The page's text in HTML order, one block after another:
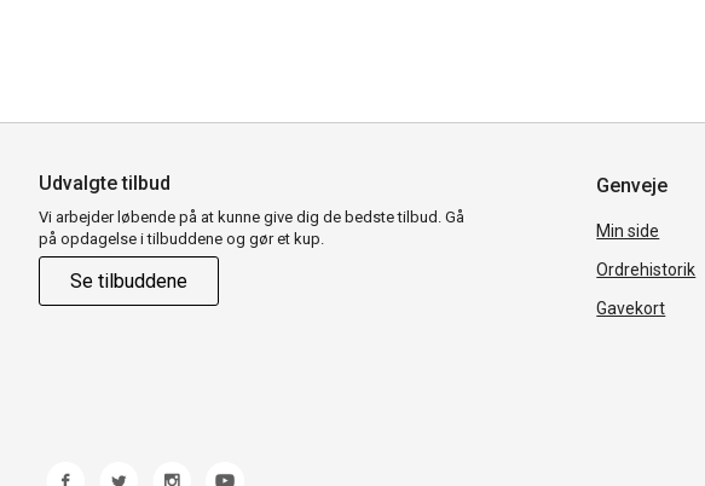
Udvalgte tilbud
Vi arbejder løbende på at kunne give dig de bedste tilbud. Gå
på opdagelse i tilbuddene og gør et kup.
Se tilbuddene
Genveje
Min side
Ordrehistorik
Gavekort